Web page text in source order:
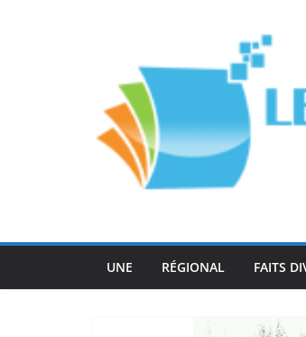
UNE RÉGIONAL FAITS